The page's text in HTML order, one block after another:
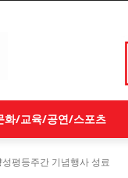
화/교육/공연/스포츠
평등주간 기념행사 성료